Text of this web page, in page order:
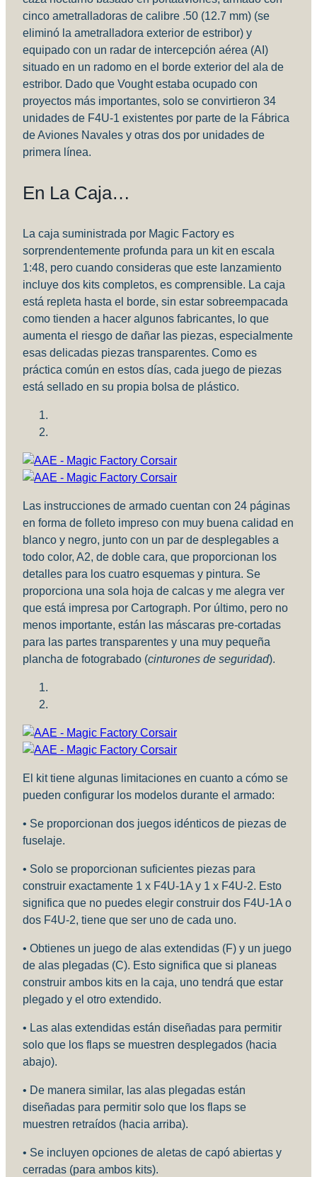
cinco ametralladoras de calibre .50 (12.7 mm) (se
eliminó la ametralladora exterior de estribor) y
equipado con un radar de intercepción aérea (AI)
situado en un radomo en el borde exterior del ala de
estribor. Dado que Vought estaba ocupado con
proyectos más importantes, solo se convirtieron 34
unidades de F4U-1 existentes por parte de la Fábrica
de Aviones Navales y otras dos por unidades de
primera línea.
En La Caja…
La caja suministrada por Magic Factory es
sorprendentemente profunda para un kit en escala
1:48, pero cuando consideras que este lanzamiento
incluye dos kits completos, es comprensible. La caja
está repleta hasta el borde, sin estar sobreempacada
como tienden a hacer algunos fabricantes, lo que
aumenta el riesgo de dañar las piezas, especialmente
esas delicadas piezas transparentes. Como es
práctica común en estos días, cada juego de piezas
está sellado en su propia bolsa de plástico.
Las instrucciones de armado cuentan con 24 páginas
en forma de folleto impreso con muy buena calidad en
blanco y negro, junto con un par de desplegables a
todo color, A2, de doble cara, que proporcionan los
detalles para los cuatro esquemas y pintura. Se
proporciona una sola hoja de calcas y me alegra ver
que está impresa por Cartograph. Por último, pero no
menos importante, están las máscaras pre-cortadas
para las partes transparentes y una muy pequeña
plancha de fotograbado (cinturones de seguridad).
El kit tiene algunas limitaciones en cuanto a cómo se
pueden configurar los modelos durante el armado:
• Se proporcionan dos juegos idénticos de piezas de
fuselaje.
• Solo se proporcionan suficientes piezas para
construir exactamente 1 x F4U-1A y 1 x F4U-2. Esto
significa que no puedes elegir construir dos F4U-1A o
dos F4U-2, tiene que ser uno de cada uno.
• Obtienes un juego de alas extendidas (F) y un juego
de alas plegadas (C). Esto significa que si planeas
construir ambos kits en la caja, uno tendrá que estar
plegado y el otro extendido.
• Las alas extendidas están diseñadas para permitir
solo que los flaps se muestren desplegados (hacia
abajo).
• De manera similar, las alas plegadas están
diseñadas para permitir solo que los flaps se
muestren retraídos (hacia arriba).
• Se incluyen opciones de aletas de capó abiertas y
cerradas (para ambos kits).